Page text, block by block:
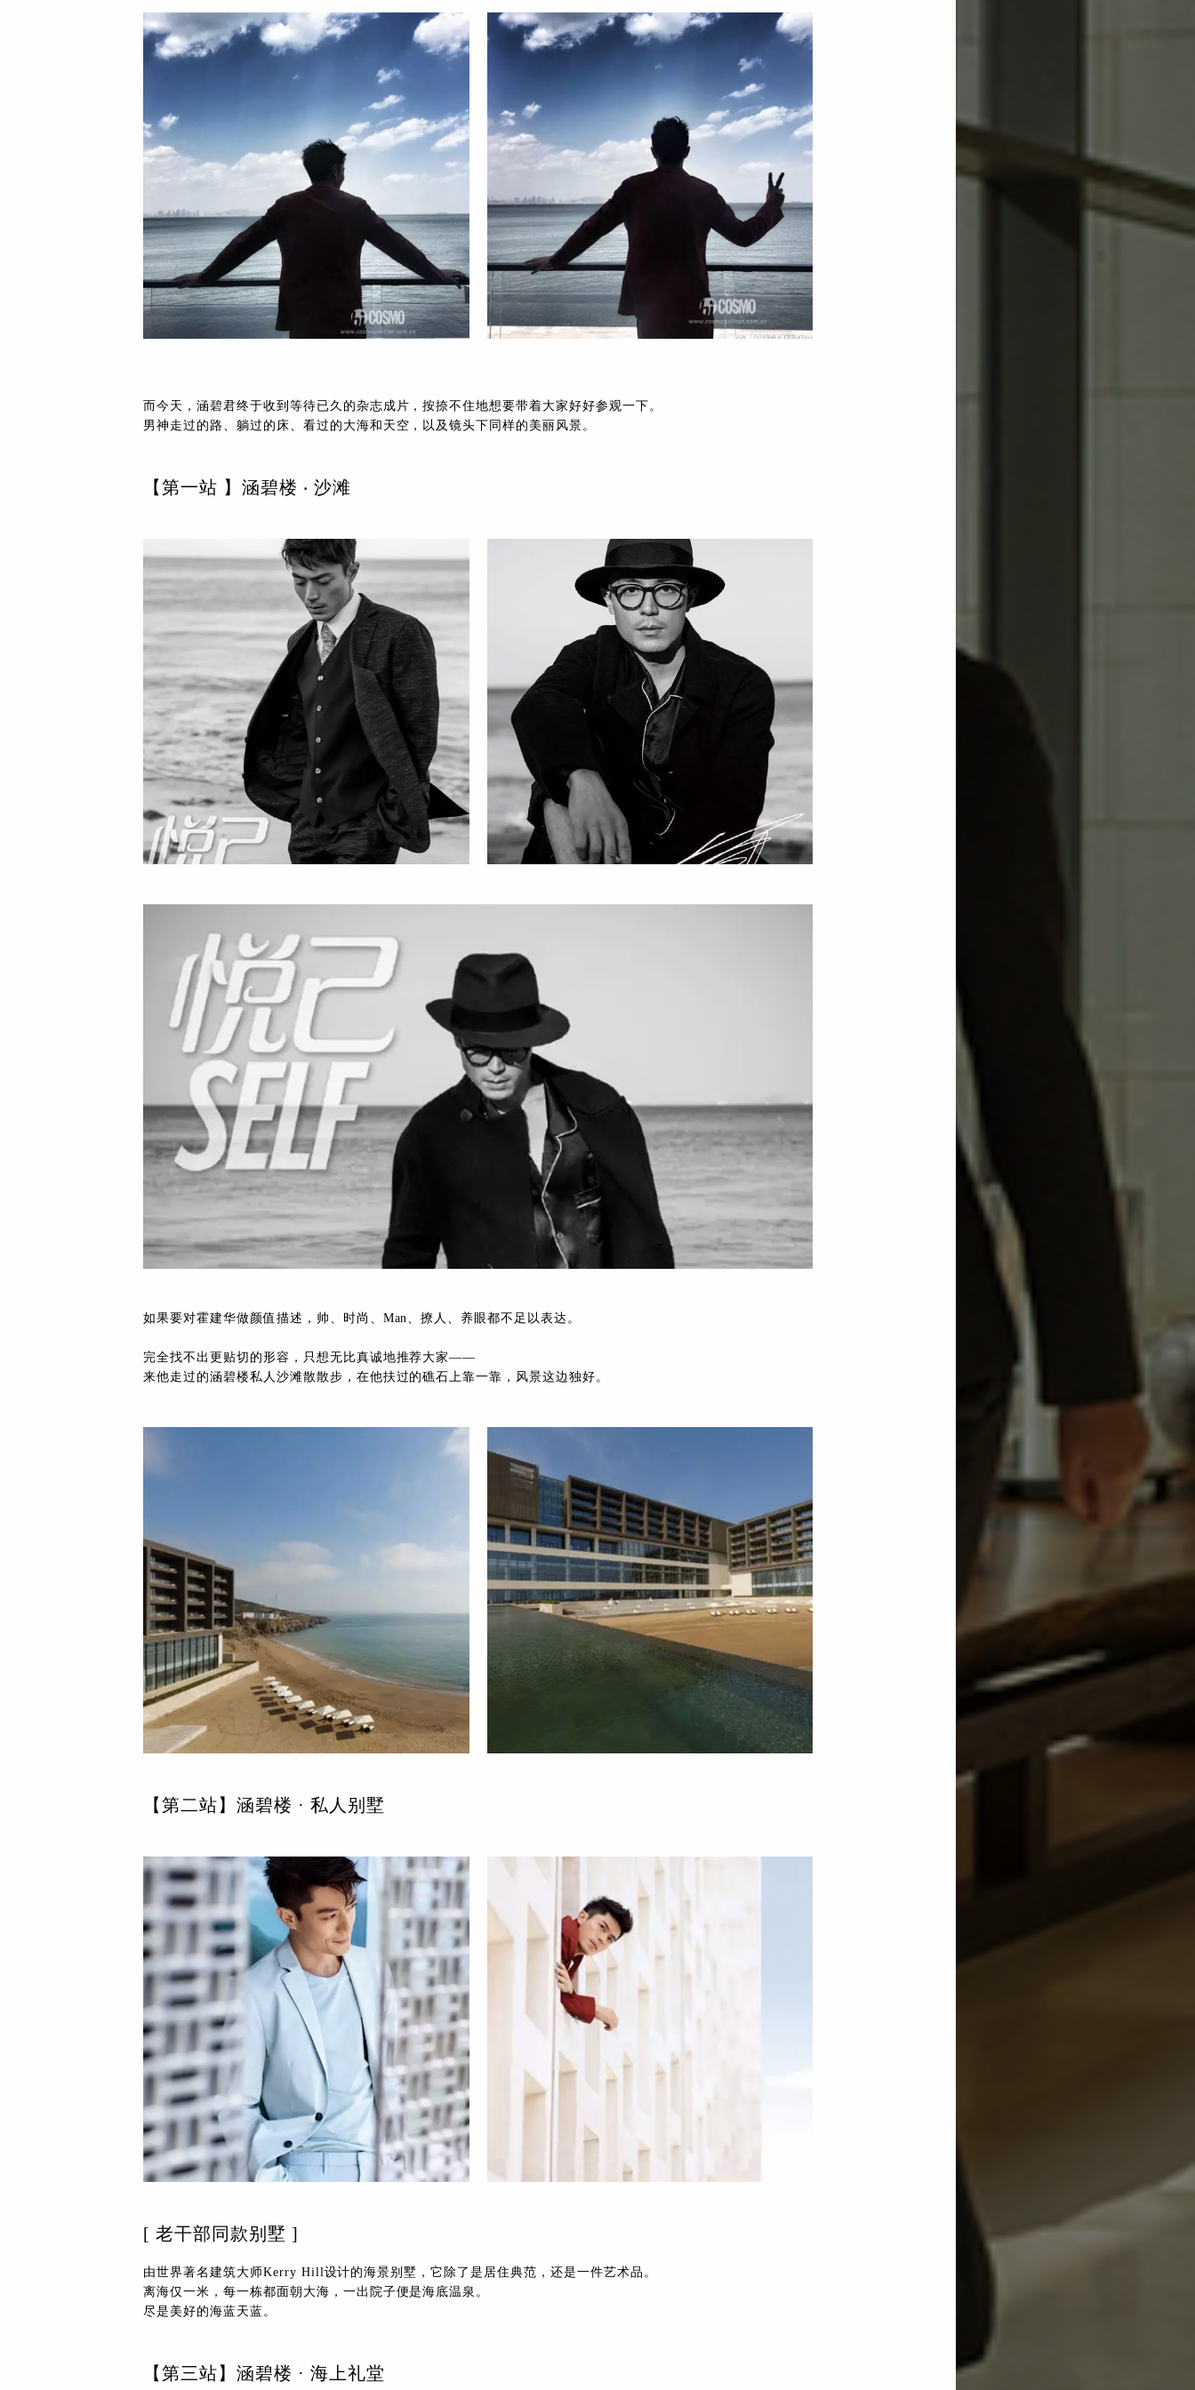
资讯
而今天，涵碧君终于收到等待已久的杂志成片，按捺不住地想要带着大家好好参观一下。
男神走过的路、躺过的床、看过的大海和天空，以及镜头下同样的美丽风景。
【第一站 】涵碧楼 ‧ 沙滩
如果要对霍建华做颜值描述，帅、时尚、Man、撩人、养眼都不足以表达。
完全找不出更贴切的形容，只想无比真诚地推荐大家——
来他走过的涵碧楼私人沙滩散散步，在他扶过的礁石上靠一靠，风景这边独好。
【第二站】涵碧楼 · 私人别墅
[ 老干部同款别墅 ]
由世界著名建筑大师Kerry Hill设计的海景别墅，它除了是居住典范，还是一件艺术品。
离海仅一米，每一栋都面朝大海，一出院子便是海底温泉。
尽是美好的海蓝天蓝。
【第三站】涵碧楼 · 海上礼堂